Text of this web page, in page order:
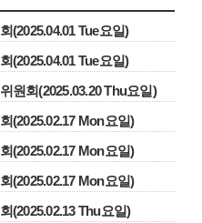
(2025.04.01 Tue요일)
(2025.04.01 Tue요일)
원회(2025.03.20 Thu요일)
(2025.02.17 Mon요일)
(2025.02.17 Mon요일)
(2025.02.17 Mon요일)
(2025.02.13 Thu요일)